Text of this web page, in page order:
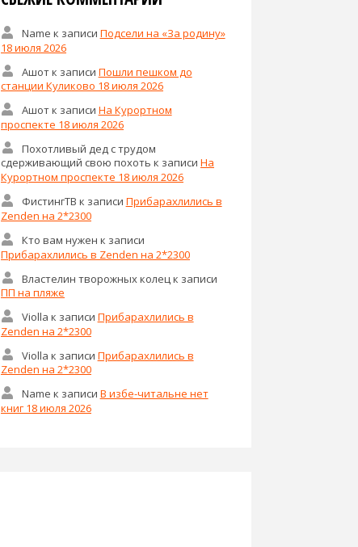
Name к записи Подсели на «За родину»
18 июля 2026
Ашотк записи Пошли пешком до
станции Куликово 18 июля 2026
Ашотк записи На Курортном
проспекте 18 июля 2026
Похотливый дед с трудом
сдерживающий свою похоть к записи На
Курортном проспекте 18 июля 2026
ФистингТВ к записи Прибарахлились в
Zenden на 2*2300
Кто вам нужен к записи
Прибарахлились в Zenden на 2*2300
Властелин творожных колец к записи
ПП на пляже
Violla к записи Прибарахлились в
Zenden на 2*2300
Violla к записи Прибарахлились в
Zenden на 2*2300
Name к записи В избе-читальне нет
книг 18 июля 2026